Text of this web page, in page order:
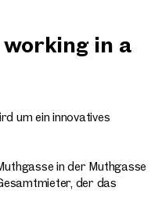
in a
um ein innovatives
in der Muthgasse
der das
Callback Service
I would like to receive